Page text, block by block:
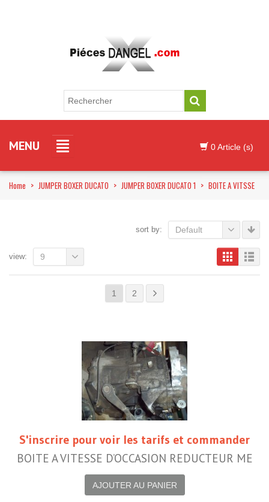
MENU 0 Article (s)
Home > JUMPER BOXER DUCATO > JUMPER BOXER DUCATO 1 > BOITE A VITSSE
sort by: Default
1 2
view: 9
S'inscrire pour voir les tarifs et commander
BOITE A VITESSE D’OCCASION REDUCTEUR ME
AJOUTER AU PANIER